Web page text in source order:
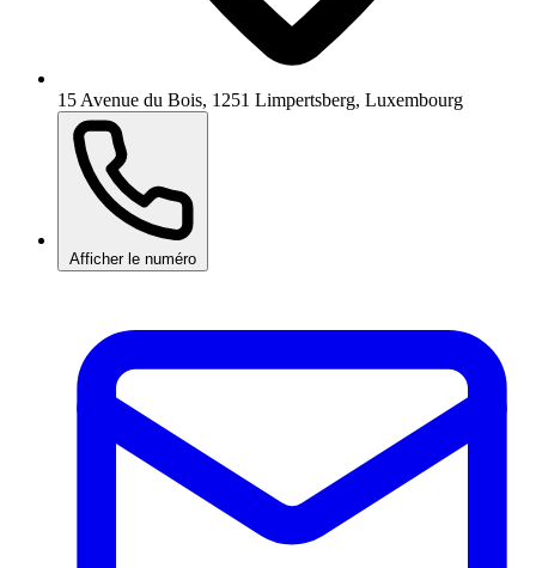
15 Avenue du Bois, 1251 Limpertsberg, Luxembourg
Afficher le numéro